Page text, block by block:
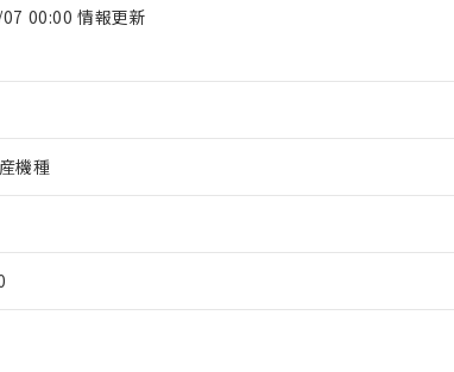
00:00 情報更新
機種